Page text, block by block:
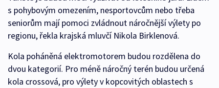
s pohybovým omezením, nesportovcům nebo třeba
seniorům mají pomoci zvládnout náročnější výlety po
regionu, řekla krajská mluvčí Nikola Birklenová.
Kola poháněná elektromotorem budou rozdělena do
dvou kategorií. Pro méně náročný terén budou určená
kola crossová, pro výlety v kopcovitých oblastech s